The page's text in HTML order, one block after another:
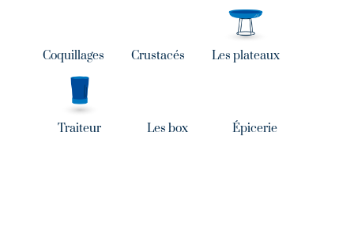
Coquillages Crustacés Les plateaux
Traiteur Les box Épicerie